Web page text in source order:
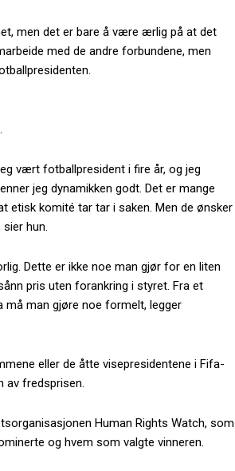
men det er bare å være ærlig på at det
med de andre forbundene, men
vært fotballpresident i fire år, og jeg
jeg dynamikken godt. Det er mange
etisk komité tar tar i saken. Men de ønsker
hun.
Dette er ikke noe man gjør for en liten
pris uten forankring i styret. Fra et
man gjøre noe formelt, legger
eller de åtte visepresidentene i Fifa-
av fredsprisen.
Human Rights Watch, som
og hvem som valgte vinneren.